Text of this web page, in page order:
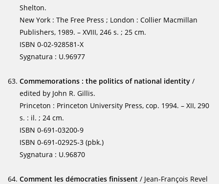
Shelton.
New York : The Free Press ; London : Collier Macmillan
Publishers, 1989. – XVIII, 246 s. ; 25 cm.
ISBN 0-02-928581-X
Sygnatura : U.96977
Commemorations : the politics of national identity /
edited by John R. Gillis.
Princeton : Princeton University Press, cop. 1994. – XII, 290
s. : il. ; 24 cm.
ISBN 0-691-03200-9
ISBN 0-691-02925-3 (pbk.)
Sygnatura : U.96870
Comment les démocraties finissent / Jean-François Revel